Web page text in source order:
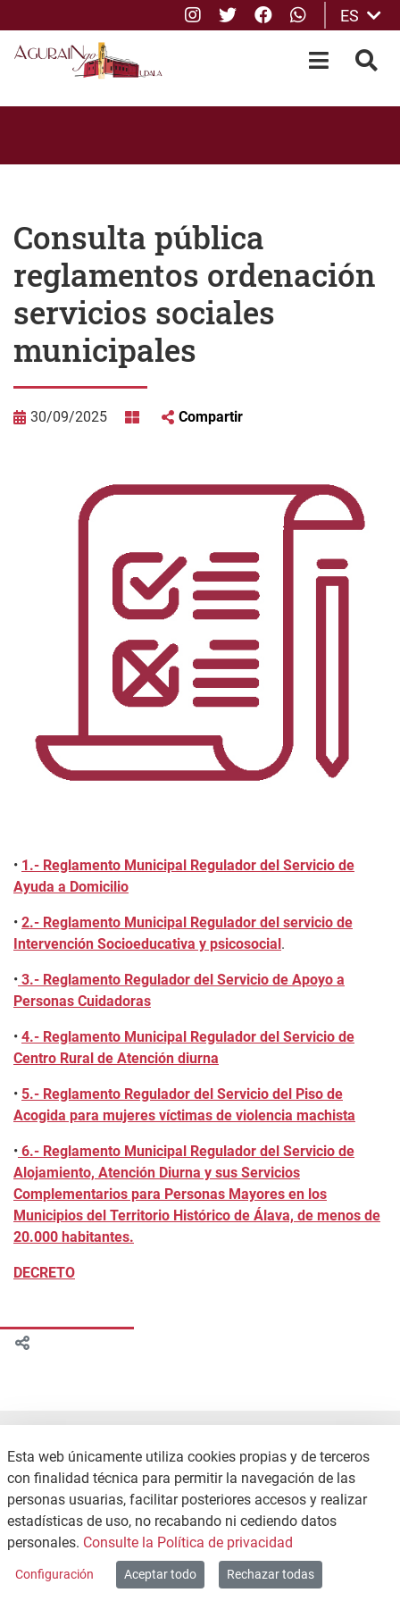
Instagram
TwitterFacebook
whatsApp
ES
OPEN-
Consulta pública
reglamentos ordenación
servicios sociales
municipales
30/09/2025 Compartir
• 1.- Reglamento Municipal Regulador del Servicio de
Ayuda a Domicilio
• 2.- Reglamento Municipal Regulador del servicio de
Intervención Socioeducativa y psicosocial .
• 3.- Reglamento Regulador del Servicio de Apoyo a
Personas Cuidadoras
• 4.- Reglamento Municipal Regulador del Servicio de
Centro Rural de Atención diurna
• 5.- Reglamento Regulador del Servicio del Piso de
Acogida para mujeres víctimas de violencia machista
• 6.- Reglamento Municipal Regulador del Servicio de
Alojamiento, Atención Diurna y sus Servicios
Complementarios para Personas Mayores en los
Municipios del Territorio Histórico de Álava, de menos de
20.000 habitantes.
DECRETO
CONTACTO
POLÍTICA DE PRIVACIDAD
Copyright © 2026 / Excmo. agurain | Todos los derechos reservados.
Esta web únicamente utiliza cookies propias y de terceros
con finalidad técnica para permitir la navegación de las
personas usuarias, facilitar posteriores accesos y realizar
estadísticas de uso, no recabando ni cediendo datos
personales. Consulte la Política de privacidad
Configuración Aceptar todo Rechazar todas